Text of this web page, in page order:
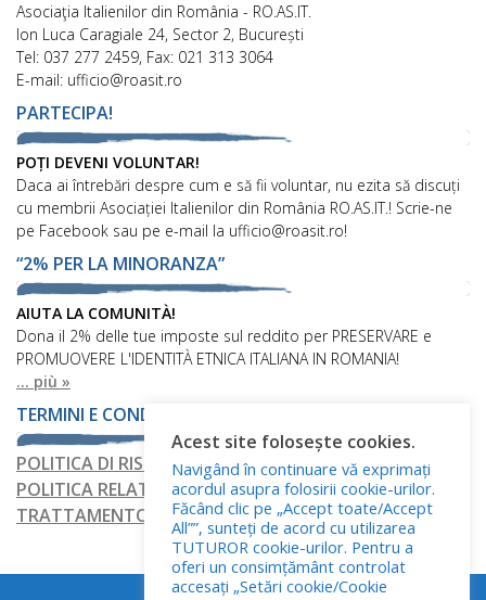
Asociaţia Italienilor din România - RO.AS.IT.
Ion Luca Caragiale 24, Sector 2, București
Tel: 037 277 2459, Fax: 021 313 3064
E-mail: ufficio@roasit.ro
PARTECIPA!
POȚI DEVENI VOLUNTAR!
Daca ai întrebări despre cum e să fii voluntar, nu ezita să discuți
cu membrii Asociației Italienilor din România RO.AS.IT.! Scrie-ne
pe Facebook sau pe e-mail la ufficio@roasit.ro!
“2% PER LA MINORANZA”
AIUTA LA COMUNITÀ!
Dona il 2% delle tue imposte sul reddito per PRESERVARE e
PROMUOVERE L'IDENTITÀ ETNICA ITALIANA IN ROMANIA!
... più »
TERMINI E CONDIZIONI
POLITICA DI RISERVATEZZA
POLITICA RELATIVA AI FILE COOKIE
TRATTAMENTO DEI DATI PERSONALI
Acest site folosește cookies.
Navigând în continuare vă exprimați
acordul asupra folosirii cookie-urilor.
Făcând clic pe „Accept toate/Accept
All””, sunteți de acord cu utilizarea
TUTUROR cookie-urilor. Pentru a
oferi un consimțământ controlat
accesați „Setări cookie/Cookie